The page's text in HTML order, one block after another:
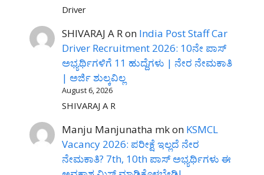
Driver
SHIVARAJ A Ron India Post Staff Car
Driver Recruitment 2026: 10ನೇ ಪಾಸ್
ಅಭ್ಯರ್ಥಿಗಳಿಗೆ 11 ಹುದ್ದೆಗಳು | ನೇರ ನೇಮಕಾತಿ
| ಅರ್ಜಿ ಶುಲ್ಕವಿಲ್ಲ
August 6, 2026
SHIVARAJ A R
Manju Manjunatha mkon KSMCL
Vacancy 2026: ಪರೀಕ್ಷೆ ಇಲ್ಲದೆ ನೇರ
ನೇಮಕಾತಿ? 7th, 10th ಪಾಸ್ ಅಭ್ಯರ್ಥಿಗಳು ಈ